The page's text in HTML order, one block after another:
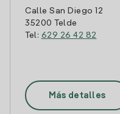
Calle San Diego 12
35200 Telde
Tel: 629 26 42 82
Más detalles